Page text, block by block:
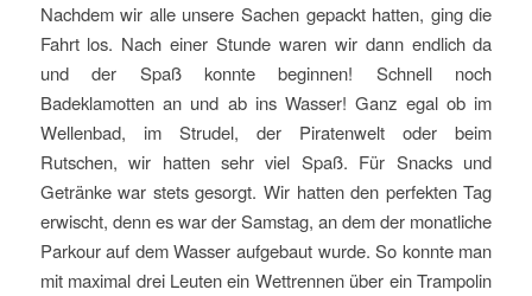
Nachdem wir alle unsere Sachen gepackt hatten, ging die
Fahrt los. Nach einer Stunde waren wir dann endlich da
und der Spaß konnte beginnen! Schnell noch
Badeklamotten an und ab ins Wasser! Ganz egal ob im
Wellenbad, im Strudel, der Piratenwelt oder beim
Rutschen, wir hatten sehr viel Spaß. Für Snacks und
Getränke war stets gesorgt. Wir hatten den perfekten Tag
erwischt, denn es war der Samstag, an dem der monatliche
Parkour auf dem Wasser aufgebaut wurde. So konnte man
mit maximal drei Leuten ein Wettrennen über ein Trampolin